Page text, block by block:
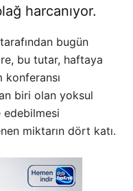
harcanıyor.
bugün
bu tutar, haftaya
biri olan yoksul
miktarın dört katı.